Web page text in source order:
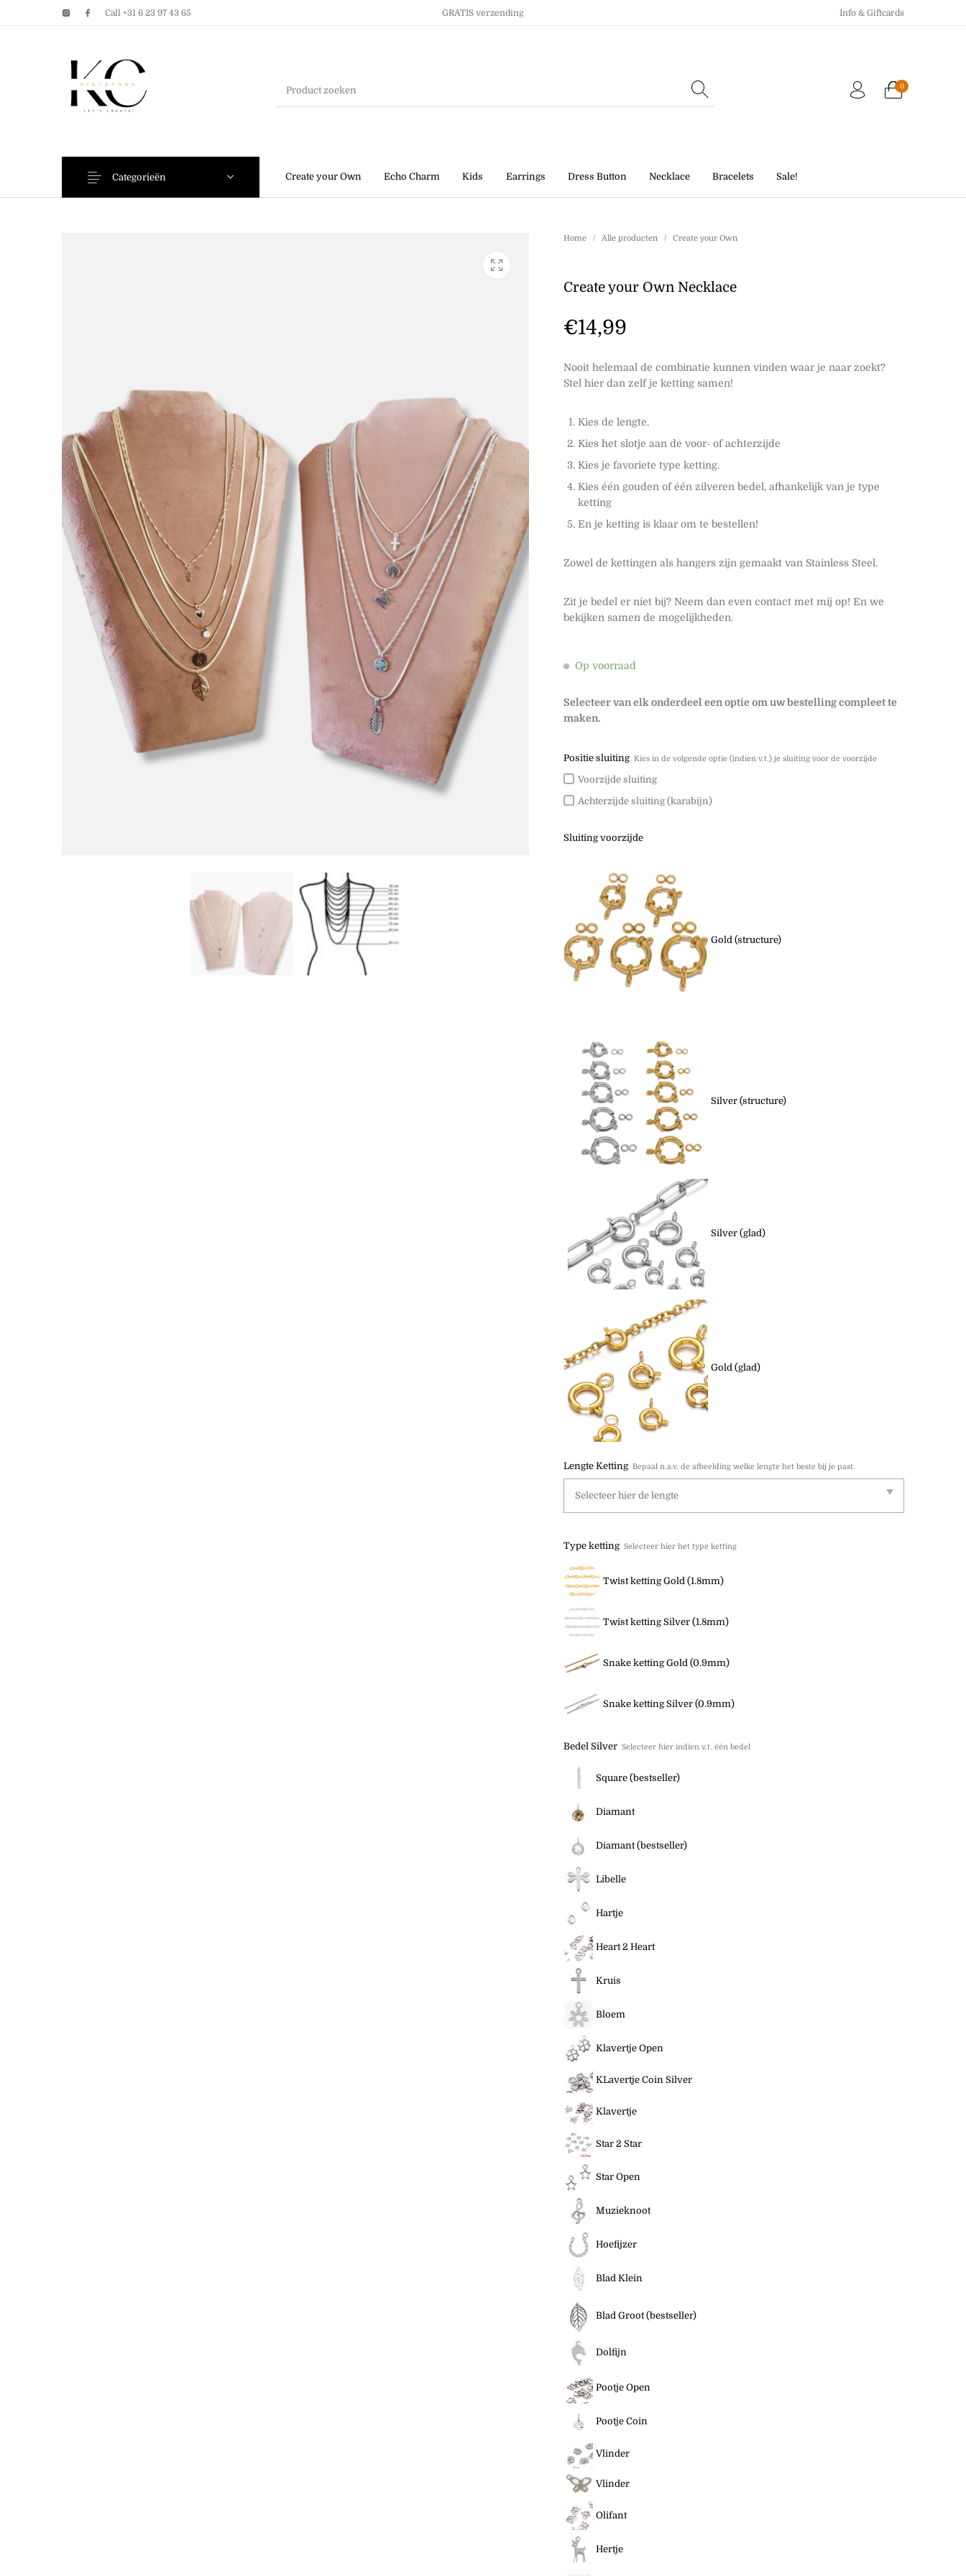
Call +31 6 23 97 43 65 GRATIS verzending Info & Giftcards
0
Create your Own Echo Charm Kids Earrings Dress Button Necklace Bracelets Sale!
Categorieën
Earrings Bracelets
Home / Alle producten / Create your Own
Create your Own Necklace
€14,99
Nooit helemaal de combinatie kunnen vinden waar je naar zoekt?
Stel hier dan zelf je ketting samen!
Kies de lengte.
Kies het slotje aan de voor- of achterzijde
Kies je favoriete type ketting.
Kies één gouden of één zilveren bedel, afhankelijk van je type
ketting
En je ketting is klaar om te bestellen!
Zowel de kettingen als hangers zijn gemaakt van Stainless Steel.
Zit je bedel er niet bij? Neem dan even contact met mij op! En we
bekijken samen de mogelijkheden.
Op voorraad
Selecteer van elk onderdeel een optie om uw bestelling compleet te
maken.
Positie sluiting Kies in de volgende optie (indien v.t.) je sluiting voor de voorzijde
Voorzijde sluiting
Achterzijde sluiting (karabijn)
Sluiting voorzijde
Gold (structure)
Silver (structure)
Silver (glad)
Gold (glad)
Lengte Ketting Bepaal n.a.v. de afbeelding welke lengte het beste bij je past.
Type ketting Selecteer hier het type ketting
Twist ketting Gold (1.8mm)
Twist ketting Silver (1.8mm)
Snake ketting Gold (0.9mm)
Snake ketting Silver (0.9mm)
Bedel Silver Selecteer hier indien v.t. één bedel
Square (bestseller)
Diamant
Diamant (bestseller)
Libelle
Hartje
Heart 2 Heart
Kruis
Bloem
Klavertje Open
KLavertje Coin Silver
Klavertje
Star 2 Star
Star Open
Muzieknoot
Hoefijzer
Blad Klein
Blad Groot (bestseller)
Dolfijn
Pootje Open
Pootje Coin
Vlinder
Vlinder
Olifant
Hertje